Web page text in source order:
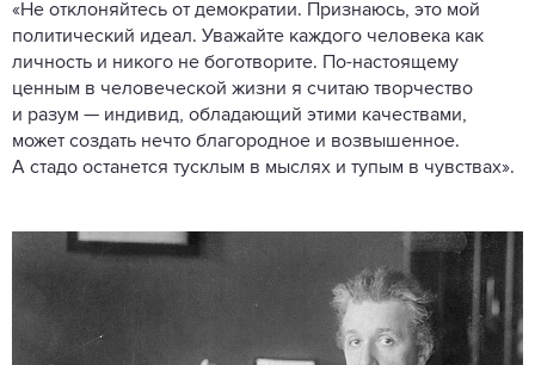
«Не отклоняйтесь от демократии. Признаюсь, это мой
политический идеал. Уважайте каждого человека как
личность и никого не боготворите. По-настоящему
ценным в человеческой жизни я считаю творчество
и разум — индивид, обладающий этими качествами,
может создать нечто благородное и возвышенное.
А стадо останется тусклым в мыслях и тупым в чувствах».